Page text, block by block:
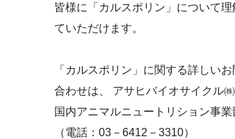
皆様に「カルスポリン」について理
ていただけます。
「カルスポリン」に関する詳しいお
合わせは、 アサヒバイオサイクル㈱
国内アニマルニュートリション事業
（電話：03－6412－3310）